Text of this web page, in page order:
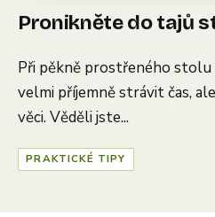
Pronikněte do tajů
Při pěkně prostřeného stolu
velmi příjemně strávit čas,
věci. Věděli jste...
PRAKTICKÉ TIPY